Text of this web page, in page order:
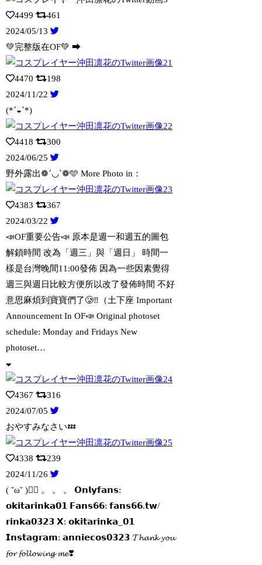
4499
461
2024/05/13
💚完整版在OF💚 ⮕
4470
198
2024/11/22
(*´◒`*)
4418
300
2024/06/25
野外露出❁´◡`❁🩵 More Photo in：
4383
367
2024/03/22
📣OF重要公告📣 原本是週一和週五的圖包
解鎖時間 改為「週三」與「週日」 時間一
樣是台灣晚間11:00發佈 因為一些因素覺得
週三與週日比較方便所以改了發佈時間 不好
意思麻煩到寶寶們了🥲‼️（土下座 Important
Announcement In OF📣 Original photoset
schedule: Monday and Fridays New
photoset…
4367
316
2024/07/05
おやすみなさい💤
4338
239
2024/11/26
( ˘ω˘ )❤️‍🔥 。 。 。 𝗢𝗻𝗹𝘆𝗳𝗮𝗻𝘀:
𝗼𝗸𝗶𝘁𝗮𝗿𝗶𝗻𝗸𝗮𝟬𝟭 𝗙𝗮𝗻𝘀𝟲𝟲: 𝗳𝗮𝗻𝘀𝟲𝟲.𝘁𝘄/
𝗿𝗶𝗻𝗸𝗮𝟬𝟯𝟮𝟯 𝗫: 𝗼𝗸𝗶𝘁𝗮𝗿𝗶𝗻𝗸𝗮_𝟬𝟭
𝗜𝗻𝘀𝘁𝗮𝗴𝗿𝗮𝗺: 𝗮𝗻𝗻𝗶𝗲𝗰𝗼𝘀𝟬𝟯𝟮𝟯 𝓣𝓱𝓪𝓷𝓴 𝔂𝓸𝓾
𝓯𝓸𝓻 𝓯𝓸𝓵𝓵𝓸𝔀𝓲𝓷𝓰 𝓶𝓮❣️